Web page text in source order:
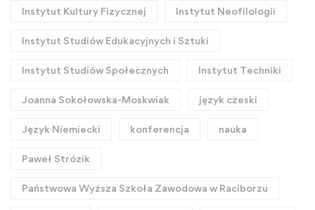
Instytut Kultury Fizycznej Instytut Neofilologii
Instytut Studiów Edukacyjnych i Sztuki
Instytut Studiów Społecznych Instytut Techniki
Joanna Sokołowska-Moskwiak język czeski
Język Niemiecki konferencja nauka
Paweł Strózik
Państwowa Wyższa Szkoła Zawodowa w Raciborzu